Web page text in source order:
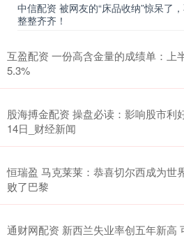
中信配资 被网友的“床品收纳”惊呆了
整整齐齐！
互盈配资 一份高含金量的成绩单：上
5.3%
股海搏金配资 操盘必读：影响股市利
14日_财经新闻
恒瑞盈 马克莱莱：恭喜切尔西成为世
败了巴黎
通财网配资 新西兰失业率创五年新高